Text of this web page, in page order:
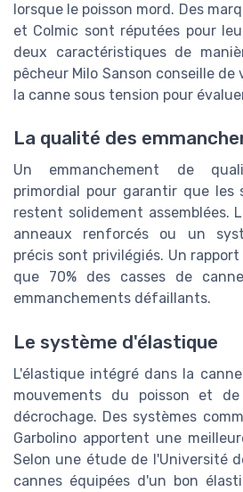
lorsque le poisson mord. Des
et Colmic sont réputées pour
deux caractéristiques de
pêcheur Milo Sanson conseille
la canne sous tension pour
La qualité des
Un emmanchement de
primordial pour garantir que les
restent solidement assemblées.
anneaux renforcés ou un
précis sont privilégiés. Un
que 70% des casses de
emmanchements défaillants.
Le système d'élastique
L'élastique intégré dans la
mouvements du poisson et
décrochage. Des systèmes
Garbolino apportent une
Selon une étude de l'Université
cannes équipées d'un bon